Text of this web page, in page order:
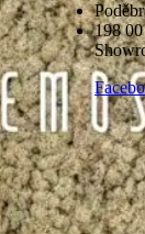
198